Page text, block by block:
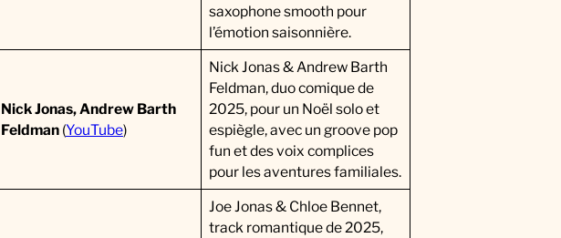
saxophone smooth pour
l’émotion saisonnière.
Nick Jonas, Andrew Barth
Feldman(YouTube)
Nick Jonas & Andrew Barth
Feldman, duo comique de
2025, pour un Noël solo et
espiègle, avec un groove pop
fun et des voix complices
pour les aventures familiales.
Joe Jonas & Chloe Bennet,
track romantique de 2025,